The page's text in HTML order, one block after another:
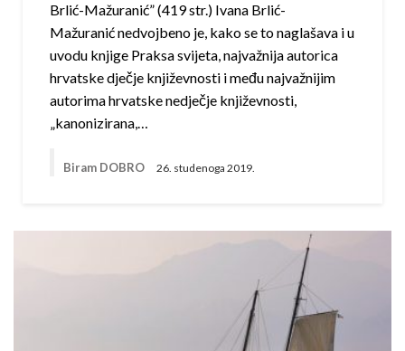
Brlić-Mažuranić” (419 str.) Ivana Brlić-
Mažuranić nedvojbeno je, kako se to naglašava i u
uvodu knjige Praksa svijeta, najvažnija autorica
hrvatske dječje književnosti i među najvažnijim
autorima hrvatske nedječje književnosti,
„kanonizirana,…
Biram DOBRO 26. studenoga 2019.